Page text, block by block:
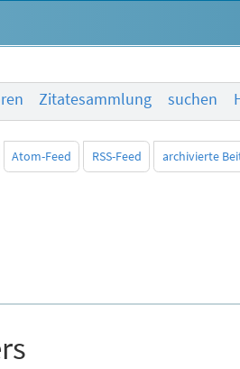
Zitatesammlung suchen
Atom-Feed RSS-Feed archivierte